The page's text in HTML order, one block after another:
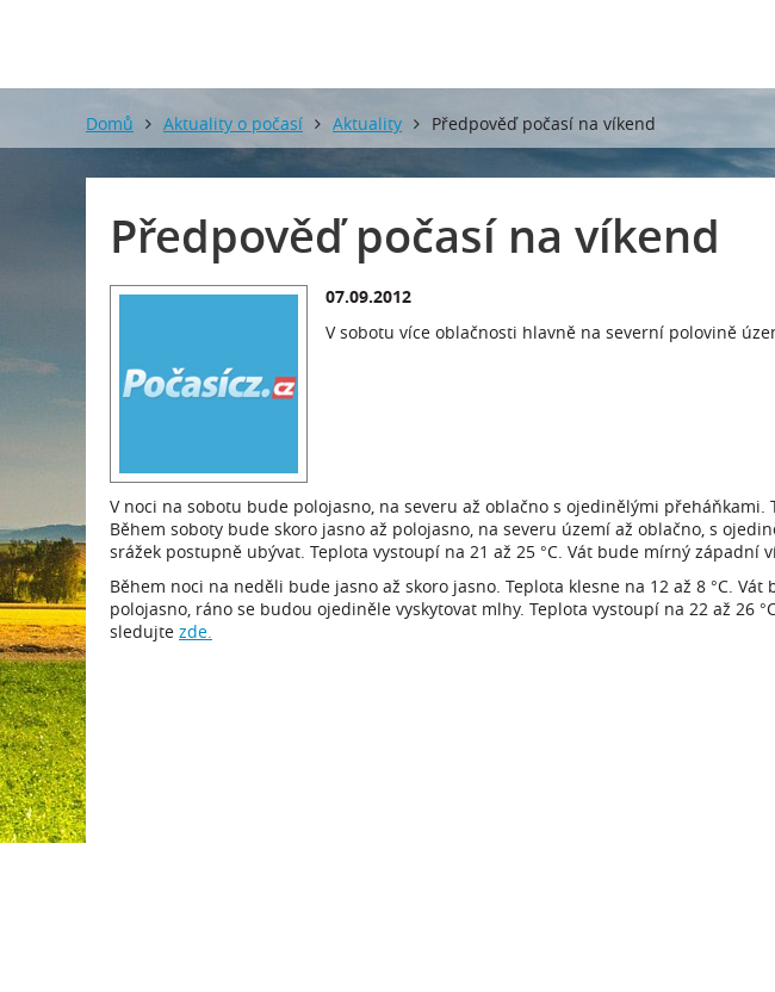
Domů Aktuality o počasí Aktuality Předpověď počasí na víkend
Předpověď počasí na víkend
07.09.2012
V sobotu více oblačnosti hlavně na severní polovině
V noci na sobotu bude polojasno, na severu až oblačno s ojedinělými přeháňkami.
Během soboty bude skoro jasno až polojasno, na severu území až oblačno, s
srážek postupně ubývat. Teplota vystoupí na 21 až 25 °C. Vát bude mírný západní
Během noci na neděli bude jasno až skoro jasno. Teplota klesne na 12 až 8 °C.
polojasno, ráno se budou ojediněle vyskytovat mlhy. Teplota vystoupí na 22 až 26
sledujte zde.